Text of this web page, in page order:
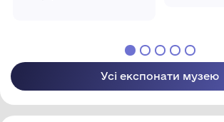
Усі експонати музею